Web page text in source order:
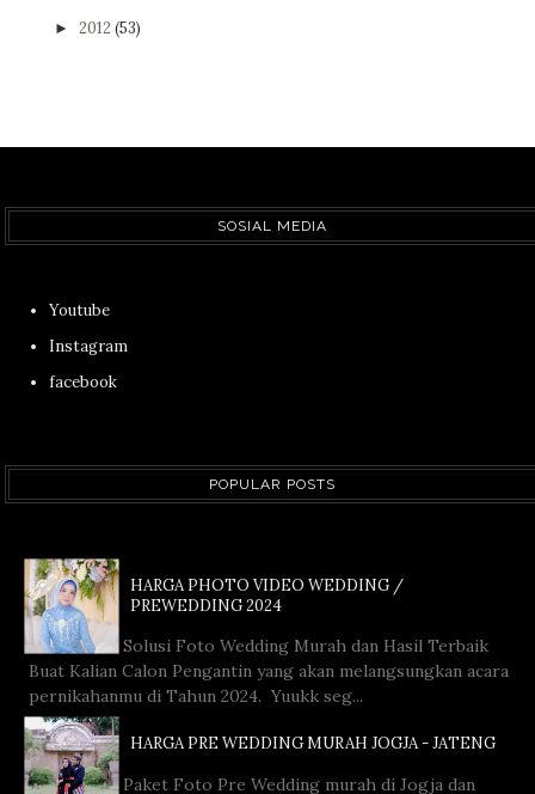
► 2012 (53)
SOSIAL MEDIA
Youtube
Instagram
facebook
POPULAR POSTS
HARGA PHOTO VIDEO WEDDING /
PREWEDDING 2024
Solusi Foto Wedding Murah dan Hasil Terbaik
Buat Kalian Calon Pengantin yang akan melangsungkan acara
pernikahanmu di Tahun 2024. Yuukk seg...
HARGA PRE WEDDING MURAH JOGJA - JATENG
Paket Foto Pre Wedding murah di Jogja dan